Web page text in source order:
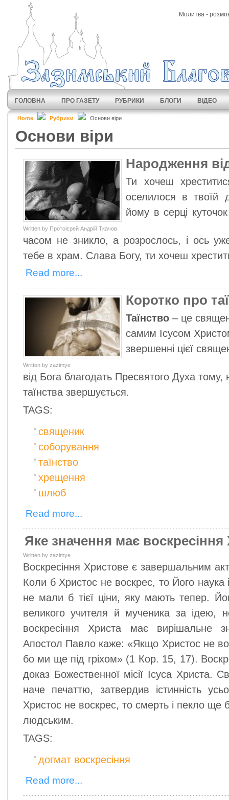
Молитва -
ГОЛОВНА ПРО ГАЗЕТУ РУБРИКИ БЛОГИ ВІДЕО
Home Рубрики Основи віри
Основи віри
Народження
Written by Протоієрей Андрій Ткачов
Ти хочеш
оселилося в твоїй
йому в серці
часом не зникло, а розрослось, і ось
тебе в храм. Слава Богу, ти хочеш
Read more...
Коротко про
Written by zazimye
Таїнство – це
самим Ісусом
звершенні цієї
від Бога благодать Пресвятого Духа
таїнства звершується.
TAGS:
священик
соборування
таїнство
хрещення
шлюб
Read more...
Яке значення має
Written by zazimye
Воскресіння Христове є завершальним
Коли б Христос не воскрес, то Його наука
не мали б тієї ціни, яку мають тепер.
великого учителя й мученика за
воскресіння Христа має вирішальне
Апостол Павло каже: «Якщо Христос не
бо ми ще під гріхом» (1 Кор. 15, 17).
доказ Божественної місії Ісуса Христа.
наче печаттю, затвердив істинність
Христос не воскрес, то смерть і пекло ще
людським.
TAGS:
догмат воскресіння
Read more...